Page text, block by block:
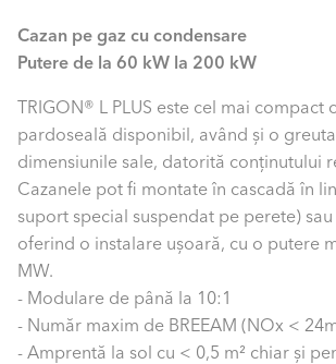
Cazan pe gaz cu condensare
Putere de la 60 kW la 200 kW
TRIGON® L PLUS este cel mai compact
pardoseală disponibil, având și o
dimensiunile sale, datorită conținutului
Cazanele pot fi montate în cascadă în
suport special suspendat pe perete)
oferind o instalare ușoară, cu o putere
MW.
- Modulare de până la 10:1
- Număr maxim de BREEAM (NOx <
- Amprentă la sol cu < 0,5 m² chiar și